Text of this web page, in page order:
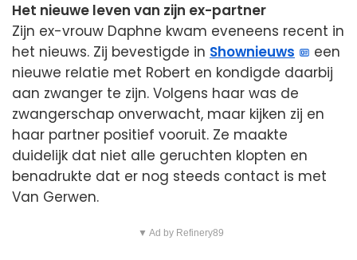
Het nieuwe leven van zijn ex-partner
Zijn ex-vrouw Daphne kwam eveneens recent in
het nieuws. Zij bevestigde in Shownieuws
een
nieuwe relatie met Robert en kondigde daarbij
aan zwanger te zijn. Volgens haar was de
zwangerschap onverwacht, maar kijken zij en
haar partner positief vooruit. Ze maakte
duidelijk dat niet alle geruchten klopten en
benadrukte dat er nog steeds contact is met
Van Gerwen.
▼ Ad by Refinery89